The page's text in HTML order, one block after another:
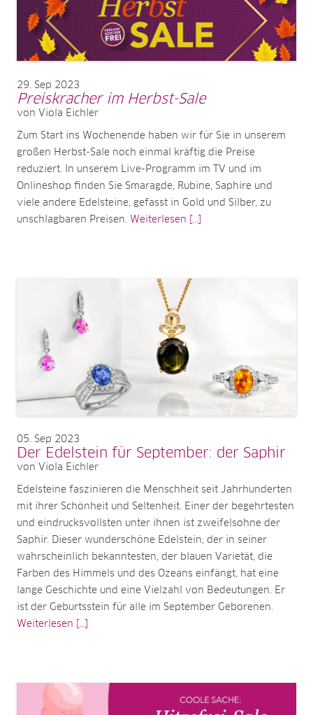
29 Sep 2023
Preiskracher im Herbst-Sale
von Viola Eichler
Zum Start ins Wochenende haben wir für Sie in unserem
großen Herbst-Sale noch einmal kräftig die Preise
reduziert. In unserem Live-Programm im TV und im
Onlineshop finden Sie Smaragde, Rubine, Saphire und
viele andere Edelsteine, gefasst in Gold und Silber, zu
unschlagbaren Preisen. Weiterlesen [...]
05 Sep 2023
Der Edelstein für September: der Saphir
von Viola Eichler
Edelsteine faszinieren die Menschheit seit Jahrhunderten
mit ihrer Schönheit und Seltenheit. Einer der begehrtesten
und eindrucksvollsten unter ihnen ist zweifelsohne der
Saphir. Dieser wunderschöne Edelstein, der in seiner
wahrscheinlich bekanntesten, der blauen Varietät, die
Farben des Himmels und des Ozeans einfängt, hat eine
lange Geschichte und eine Vielzahl von Bedeutungen. Er
ist der Geburtsstein für alle im September Geborenen.
Weiterlesen [...]